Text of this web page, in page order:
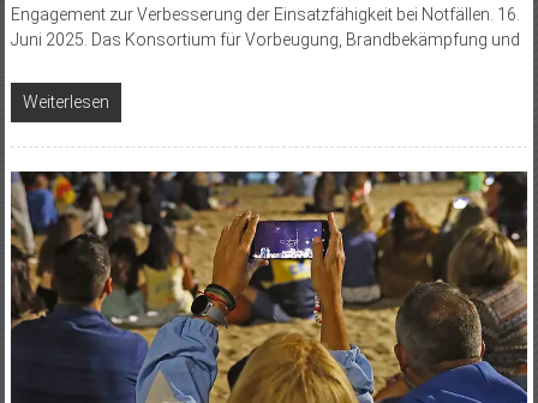
Engagement zur Verbesserung der Einsatzfähigkeit bei Notfällen. 16.
Juni 2025. Das Konsortium für Vorbeugung, Brandbekämpfung und
Weiterlesen